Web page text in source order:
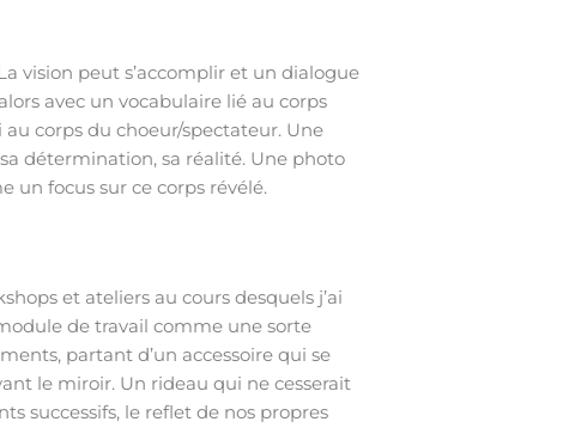
vision peut s’accomplir et un dialogue
avec un vocabulaire lié au corps
corps du choeur/spectateur. Une
détermination, sa réalité. Une photo
un focus sur ce corps révélé.
et ateliers au cours desquels j’ai
de travail comme une sorte
partant d’un accessoire qui se
le miroir. Un rideau qui ne cesserait
successifs, le reflet de nos propres